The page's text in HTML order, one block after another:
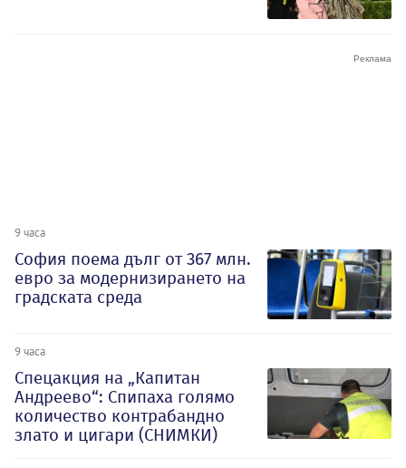
9 часа
София поема дълг от 367 млн.
евро за модернизирането на
градската среда
9 часа
Спецакция на „Капитан
Андреево“: Спипаха голямо
количество контрабандно
злато и цигари (СНИМКИ)